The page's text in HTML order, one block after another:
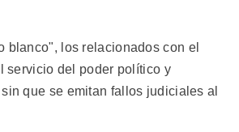
blanco", los relacionados con el
servicio del poder político y
que se emitan fallos judiciales al